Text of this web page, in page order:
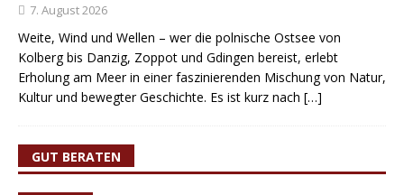
7. August 2026
Weite, Wind und Wellen – wer die polnische Ostsee von
Kolberg bis Danzig, Zoppot und Gdingen bereist, erlebt
Erholung am Meer in einer faszinierenden Mischung von Natur,
Kultur und bewegter Geschichte. Es ist kurz nach […]
GUT BERATEN